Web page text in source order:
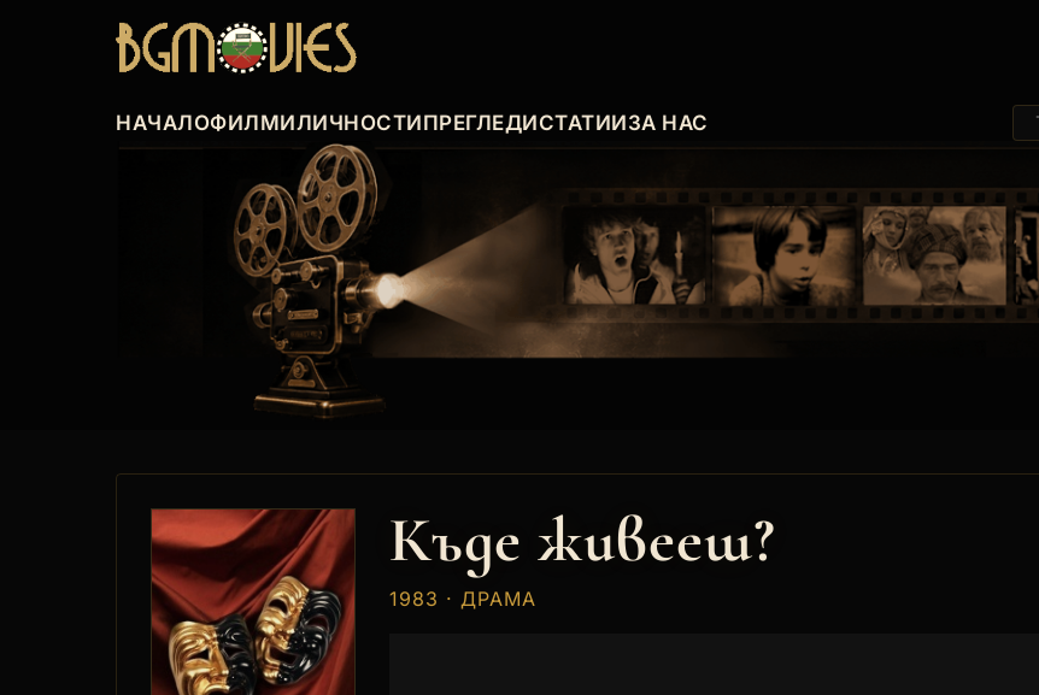
НАЧАЛОФИЛМИЛИЧНОСТИПРЕГЛЕДИСТАТИИЗА НАС
Къде живееш?
1983 · ДРАМА